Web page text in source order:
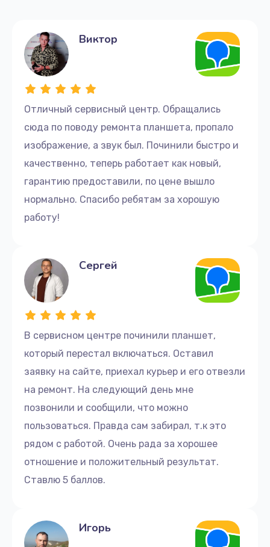
Отличный сервисный центр. Обращались
сюда по поводу ремонта планшета, пропало
изображение, а звук был. Починили быстро и
качественно, теперь работает как новый,
гарантию предоставили, по цене вышло
нормально. Спасибо ребятам за хорошую
работу!
Виктор
В сервисном центре починили планшет,
который перестал включаться. Оставил
заявку на сайте, приехал курьер и его отвезли
на ремонт. На следующий день мне
позвонили и сообщили, что можно
пользоваться. Правда сам забирал, т.к это
рядом с работой. Очень рада за хорошее
отношение и положительный результат.
Ставлю 5 баллов.
Сергей
Игорь